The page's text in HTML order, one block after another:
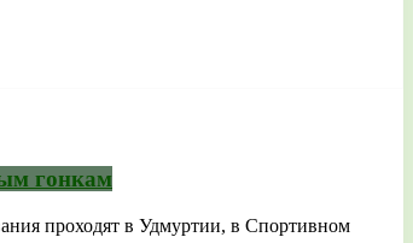
гонкам
проходят в Удмуртии, в Спортивном